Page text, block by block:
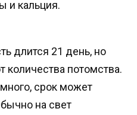
и кальция.
длится 21 день, но
количества потомства.
срок может
на свет